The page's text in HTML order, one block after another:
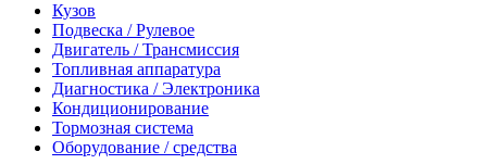
Кузов
Подвеска / Рулевое
Двигатель / Трансмиссия
Топливная аппаратура
Диагностика / Электроника
Кондиционирование
Тормозная система
Оборудование / средства